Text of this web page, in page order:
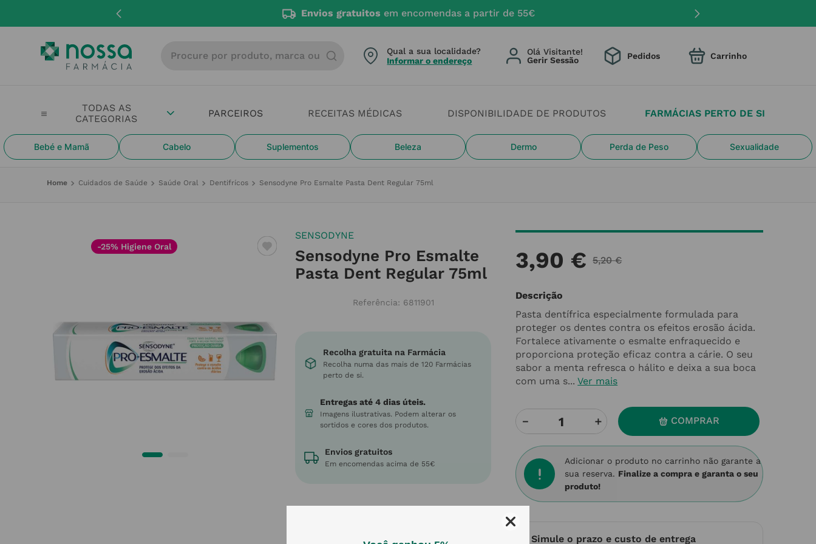
Envios gratuitos em encomendas a partir de 55€
PARCEIROS RECEITAS MÉDICAS DISPONIBILIDADE DE PRODUTOS FARMÁCIAS PERTO DE SI
Bebé e Mamã Cabelo Suplementos Beleza Dermo Perda de Peso Sexualidade
Qual a sua localidade?
Informar o endereço
Olá Visitante! Pedidos
Cuidados de Saúde Saúde Oral Dentifrícos Sensodyne Pro Esmalte Pasta Dent Regular 75ml
-25% Higiene Oral
SENSODYNE
Sensodyne Pro Esmalte
Pasta Dent Regular 75ml
Referência: 6811901
Recolha gratuita na Farmácia
Recolha numa das mais de 120 Farmácias
perto de si.
Entregas até 4 dias úteis.
Imagens ilustrativas. Podem alterar os
sortidos e cores dos produtos.
Envios gratuitos
Em encomendas acima de 55€
3,90 € 5,20 €
Descrição
Pasta dentífrica especialmente formulada para
proteger os dentes contra os efeitos erosão ácida.
Fortalece ativamente o esmalte enfraquecido e
proporciona proteção eficaz contra a cárie. O seu
sabor a menta refresca o hálito e deixa a sua boca
com uma s... Ver mais
＋
－ COMPRAR
Adicionar o produto no carrinho não garante a
sua reserva. Finalize a compra e garanta o seu
produto!
Simule o prazo e custo de entrega